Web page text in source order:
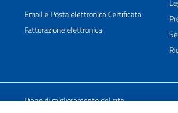
Email e Posta elettronica Certificata
Fatturazione elettronica
Piano di miglioramento del sito